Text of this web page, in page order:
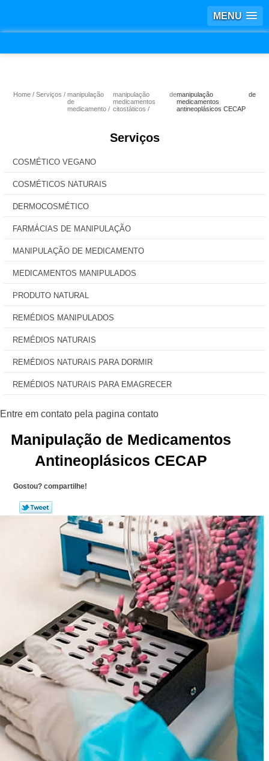
MENU
Home Serviços
manipulação
de
medicamento
manipulação de
medicamentos
citostáticos
manipulação de
medicamentos
antineoplásicos CECAP
Serviços
COSMÉTICO VEGANO
COSMÉTICOS NATURAIS
DERMOCOSMÉTICO
FARMÁCIAS DE MANIPULAÇÃO
MANIPULAÇÃO DE MEDICAMENTO
MEDICAMENTOS MANIPULADOS
PRODUTO NATURAL
REMÉDIOS MANIPULADOS
REMÉDIOS NATURAIS
REMÉDIOS NATURAIS PARA DORMIR
REMÉDIOS NATURAIS PARA EMAGRECER
Manipulação de Medicamentos
Antineoplásicos CECAP
Gostou? compartilhe!